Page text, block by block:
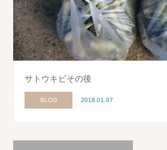
サトウキビその後
BLOG 2018.01.07